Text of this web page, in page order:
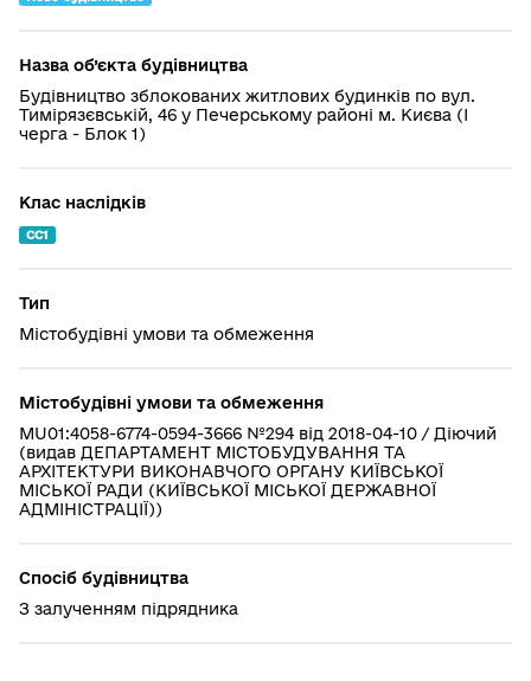
Назва об’єкта будівництва
Будівництво зблокованих житлових будинків по вул.
Тимірязєвській, 46 у Печерському районі м. Києва (І
черга - Блок 1)
Клас наслідків
СС1
Тип
Містобудівні умови та обмеження
Містобудівні умови та обмеження
MU01:4058-6774-0594-3666 №294 від 2018-04-10 / Діючий
(видав ДЕПАРТАМЕНТ МІСТОБУДУВАННЯ ТА
АРХІТЕКТУРИ ВИКОНАВЧОГО ОРГАНУ КИЇВСЬКОЇ
МІСЬКОЇ РАДИ (КИЇВСЬКОЇ МІСЬКОЇ ДЕРЖАВНОЇ
АДМІНІСТРАЦІЇ))
Спосіб будівництва
З залученням підрядника